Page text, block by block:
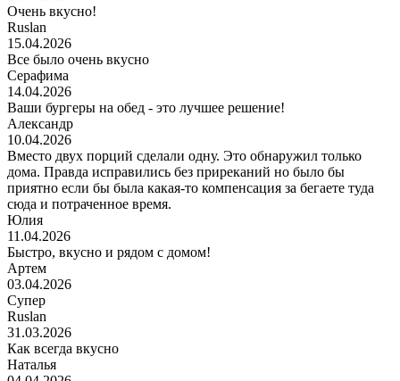
Очень вкусно!
Ruslan
15.04.2026
Все было очень вкусно
Серафима
14.04.2026
Ваши бургеры на обед - это лучшее решение!
Александр
10.04.2026
Вместо двух порций сделали одну. Это обнаружил только
дома. Правда исправились без приреканий но было бы
приятно если бы была какая-то компенсация за бегаете туда
сюда и потраченное время.
Юлия
11.04.2026
Быстро, вкусно и рядом с домом!
Артем
03.04.2026
Супер
Ruslan
31.03.2026
Как всегда вкусно
Наталья